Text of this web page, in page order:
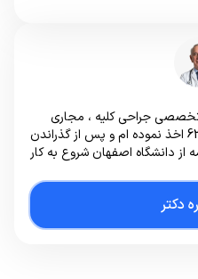
جراحی کلیه ، مجاری
ادراری و ناباروری مردان را در سال 63 اخذ نموده ام و پس از گذراندن
دانشگاه اصفهان شروع به کار
دکتر